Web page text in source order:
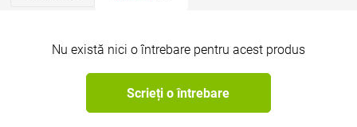
Nu există nici o întrebare pentru acest produs
Scrieți o întrebare